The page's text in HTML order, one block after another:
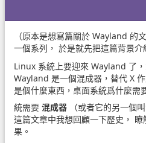
（原本是想寫篇關於 Wayland 的
一個系列， 於是就先把這篇背景介
Linux 系統上要迎來 Wayland 了
Wayland 是一個混成器，替代 X
是個什麼東西，桌面系統爲什麼需
統需要 混成器 （或者它的另一個叫
這篇文章中我想回顧一下歷史，
果。